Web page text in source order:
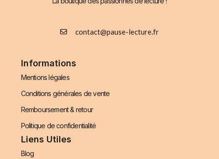
contact@pause-lecture.fr
Informations
Mentions légales
Conditions générales de vente
Remboursement & retour
Politique de confidentialité
Liens Utiles
Blog